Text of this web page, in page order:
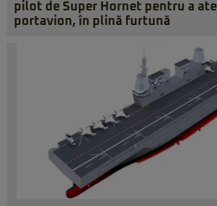
pilot de Super Hornet pentru a
portavion, în plină furtună